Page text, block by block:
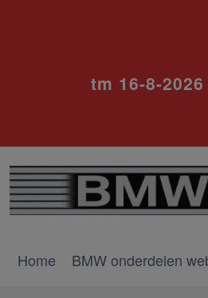
tm 16-8-2026
Home BMW onderdelen